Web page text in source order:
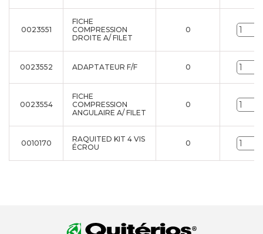
0023551
FICHE
COMPRESSION
DROITE A/ FILET
0
0023552 ADAPTATEUR F/F 0
0023554
FICHE
COMPRESSION
ANGULAIRE A/ FILET
0
0010170
RAQUITED KIT 4 VIS
ÉCROU
0